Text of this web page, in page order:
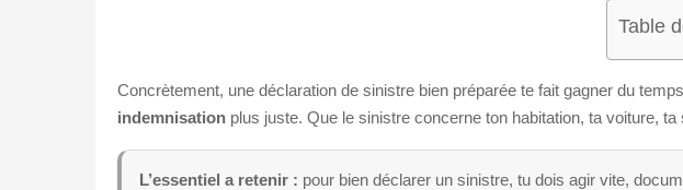
Table
Concrètement, une déclaration de sinistre bien préparée te fait gagner du
indemnisation plus juste. Que le sinistre concerne ton habitation, ta voiture,
L’essentiel a retenir : pour bien déclarer un sinistre, tu dois agir vite,